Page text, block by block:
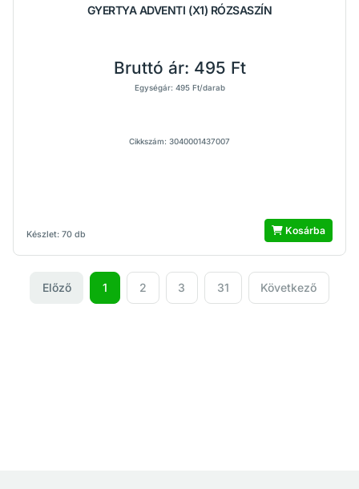
GYERTYA ADVENTI (X1) RÓZSASZÍN
Készlet: 70 db
Bruttó ár: 495 Ft
Egységár: 495 Ft/darab
Cikkszám: 3040001437007
Kosárba
Előző 1 2 3 31 Következő